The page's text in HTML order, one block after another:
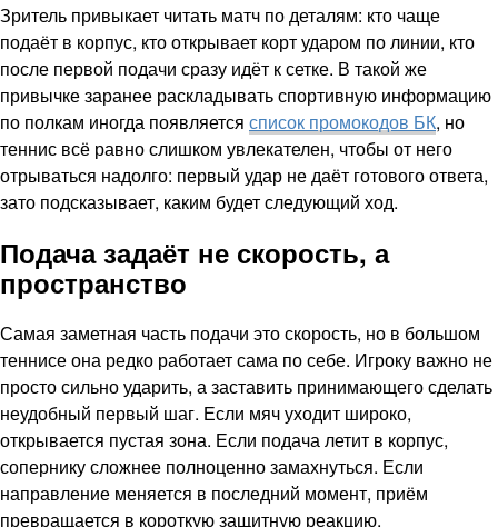
Зритель привыкает читать матч по деталям: кто чаще
подаёт в корпус, кто открывает корт ударом по линии, кто
после первой подачи сразу идёт к сетке. В такой же
привычке заранее раскладывать спортивную информацию
по полкам иногда появляется список промокодов БК, но
теннис всё равно слишком увлекателен, чтобы от него
отрываться надолго: первый удар не даёт готового ответа,
зато подсказывает, каким будет следующий ход.
Подача задаёт не скорость, а
пространство
Самая заметная часть подачи это скорость, но в большом
теннисе она редко работает сама по себе. Игроку важно не
просто сильно ударить, а заставить принимающего сделать
неудобный первый шаг. Если мяч уходит широко,
открывается пустая зона. Если подача летит в корпус,
сопернику сложнее полноценно замахнуться. Если
направление меняется в последний момент, приём
превращается в короткую защитную реакцию.